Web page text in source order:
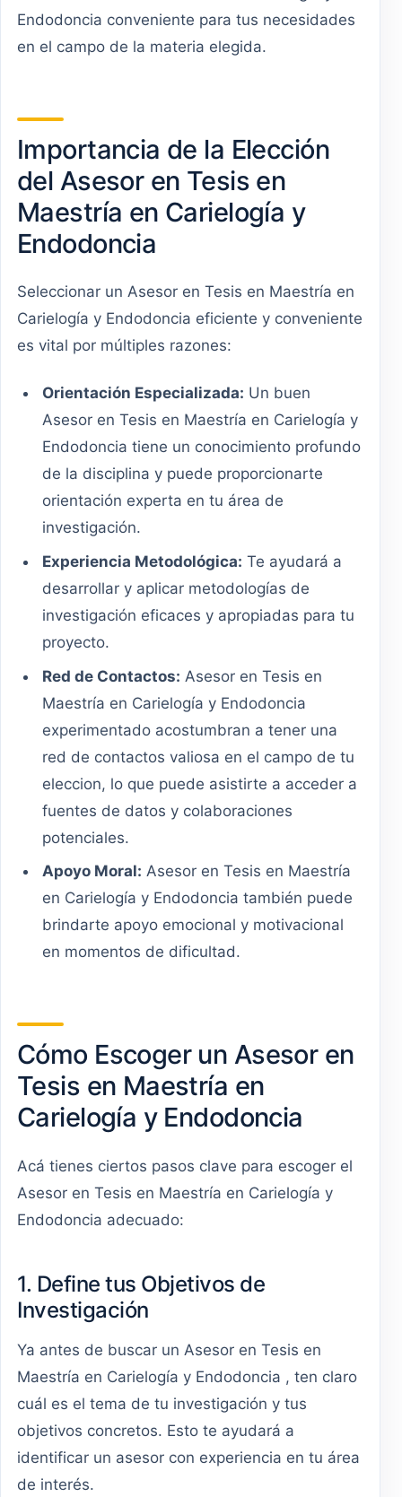
Endodoncia conveniente para tus necesidades
en el campo de la materia elegida.
Importancia de la Elección
del Asesor en Tesis en
Maestría en Carielogía y
Endodoncia
Seleccionar un Asesor en Tesis en Maestría en
Carielogía y Endodoncia eficiente y conveniente
es vital por múltiples razones:
Orientación Especializada: Un buen
Asesor en Tesis en Maestría en Carielogía y
Endodoncia tiene un conocimiento profundo
de la disciplina y puede proporcionarte
orientación experta en tu área de
investigación.
Experiencia Metodológica: Te ayudará a
desarrollar y aplicar metodologías de
investigación eficaces y apropiadas para tu
proyecto.
Red de Contactos: Asesor en Tesis en
Maestría en Carielogía y Endodoncia
experimentado acostumbran a tener una
red de contactos valiosa en el campo de tu
eleccion, lo que puede asistirte a acceder a
fuentes de datos y colaboraciones
potenciales.
Apoyo Moral: Asesor en Tesis en Maestría
en Carielogía y Endodoncia también puede
brindarte apoyo emocional y motivacional
en momentos de dificultad.
Cómo Escoger un Asesor en
Tesis en Maestría en
Carielogía y Endodoncia
Acá tienes ciertos pasos clave para escoger el
Asesor en Tesis en Maestría en Carielogía y
Endodoncia adecuado:
1. Define tus Objetivos de
Investigación
Ya antes de buscar un Asesor en Tesis en
Maestría en Carielogía y Endodoncia , ten claro
cuál es el tema de tu investigación y tus
objetivos concretos. Esto te ayudará a
identificar un asesor con experiencia en tu área
de interés.